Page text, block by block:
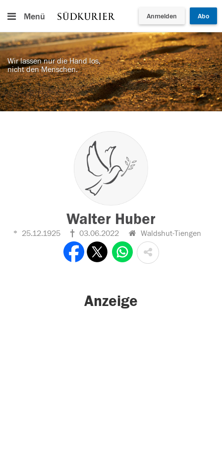
Menü Anmelden Abo
Wir lassen nur die Hand los,
nicht den Menschen.
Walter Huber
25.12.1925 03.06.2022 Waldshut-Tiengen
Anzeige